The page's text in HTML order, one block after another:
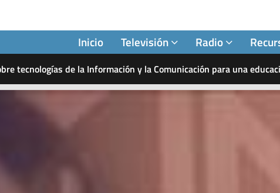
Inicio Televisión Radio
tecnologías de la Información y la Comunicación para una